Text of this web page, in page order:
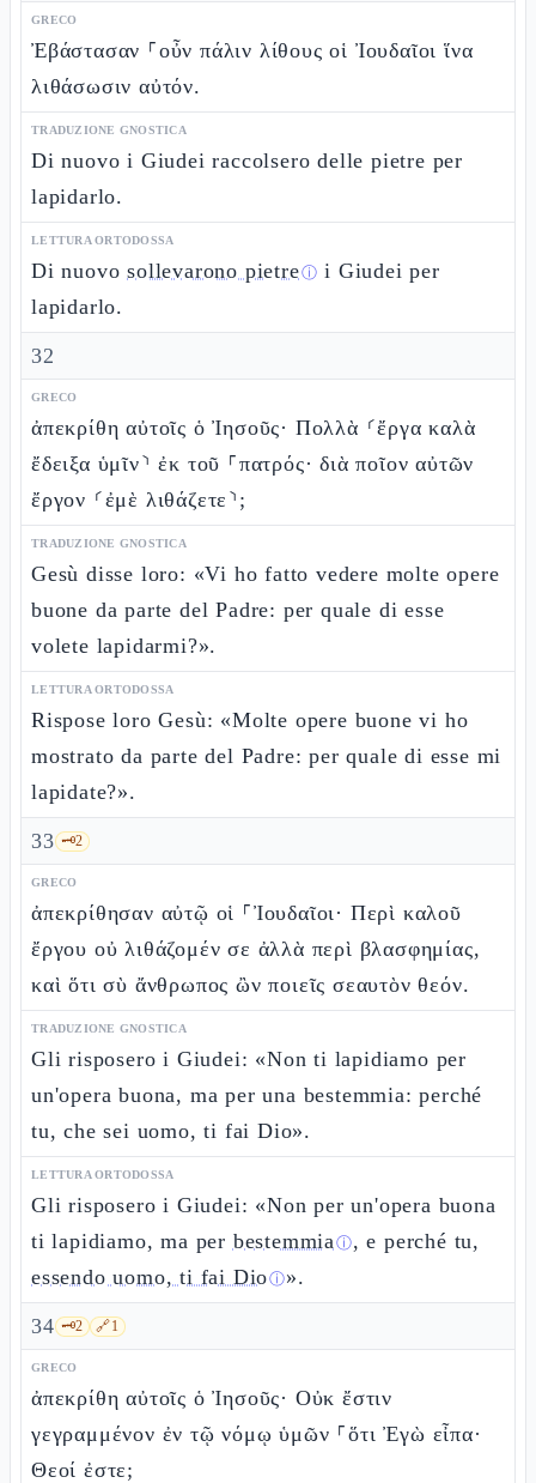
GRECO
Ἐβάστασαν ⸀οὖν πάλιν λίθους οἱ Ἰουδαῖοι ἵνα
λιθάσωσιν αὐτόν.
TRADUZIONE GNOSTICA
Di nuovo i Giudei raccolsero delle pietre per
lapidarlo.
LETTURA ORTODOSSA
Di nuovosollevarono pietreⓘ i Giudei per
lapidarlo.
32
GRECO
ἀπεκρίθη αὐτοῖς ὁ Ἰησοῦς· Πολλὰ ⸂ἔργα καλὰ
ἔδειξα ὑμῖν⸃ ἐκ τοῦ ⸀πατρός· διὰ ποῖον αὐτῶν
ἔργον ⸂ἐμὲ λιθάζετε⸃;
TRADUZIONE GNOSTICA
Gesù disse loro: «Vi ho fatto vedere molte opere
buone da parte del Padre: per quale di esse
volete lapidarmi?».
LETTURA ORTODOSSA
Rispose loro Gesù: «Molte opere buone vi ho
mostrato da parte del Padre: per quale di esse mi
lapidate?».
33 🗝️2
GRECO
ἀπεκρίθησαν αὐτῷ οἱ ⸀Ἰουδαῖοι· Περὶ καλοῦ
ἔργου οὐ λιθάζομέν σε ἀλλὰ περὶ βλασφημίας,
καὶ ὅτι σὺ ἄνθρωπος ὢν ποιεῖς σεαυτὸν θεόν.
TRADUZIONE GNOSTICA
Gli risposero i Giudei: «Non ti lapidiamo per
un'opera buona, ma per una bestemmia: perché
tu, che sei uomo, ti fai Dio».
LETTURA ORTODOSSA
Gli risposero i Giudei: «Non per un'opera buona
ti lapidiamo, ma per bestemmiaⓘ, e perché tu,
essendo uomo, ti fai Dioⓘ».
34 🗝️2 🔗1
GRECO
ἀπεκρίθη αὐτοῖς ὁ Ἰησοῦς· Οὐκ ἔστιν
γεγραμμένον ἐν τῷ νόμῳ ὑμῶν ⸀ὅτι Ἐγὼ εἶπα·
Θεοί ἐστε;